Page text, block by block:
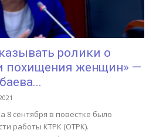
ролики о
похищения женщин» —
8 сентября в повестке было
работы КТРК (ОТРК).